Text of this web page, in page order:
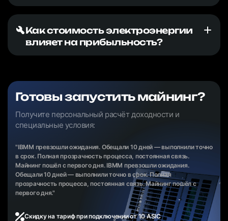
Как стоимость электроэнергии
влияет на прибыльность?
Готовы запустить майнинг?
Получите персональный расчёт доходности и
специальные условия:
"IBMM превзошли ожидания. Обещали 10 дней — выполнили точно
в срок. Полная прозрачность процесса, постоянная связь.
Майнинг пошёл с первого дня. IBMM превзошли ожидания.
Обещали 10 дней — выполнили точно в срок. Полная
прозрачность процесса, постоянная связь. Майнинг пошёл с
первого дня."
Скидку на тариф при подключении от 10 ASIC